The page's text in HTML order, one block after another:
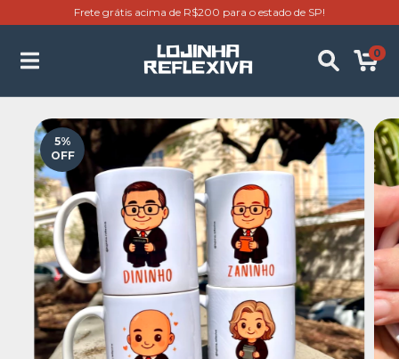
Frete grátis acima de R$200 para o estado de SP!
0
5%
OFF